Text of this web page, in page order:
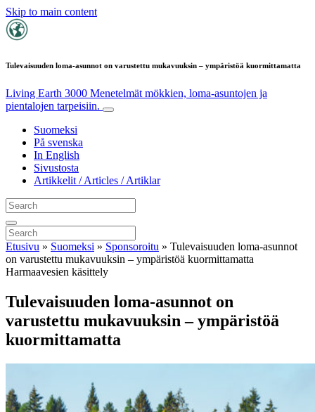
Skip to main content
Tulevaisuuden loma-asunnot on varustettu mukavuuksin – ympäristöä kuormittamatta
Living Earth 3000 Menetelmät mökkien, loma-asuntojen ja
pientalojen tarpeisiin.
Suomeksi
På svenska
In English
Sivustosta
Artikkelit / Articles / Artiklar
Etusivu » Suomeksi » Sponsoroitu » Tulevaisuuden loma-asunnot
on varustettu mukavuuksin – ympäristöä kuormittamatta
Harmaavesien käsittely
Tulevaisuuden loma-asunnot on
varustettu mukavuuksin – ympäristöä
kuormittamatta